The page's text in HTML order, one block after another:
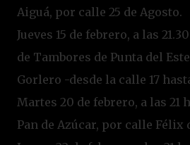
Aiguá, por calle 25 de Agosto.
Jueves 15 de febrero, a las
de Tambores de Punta del
Gorlero -desde la calle 17
Martes 20 de febrero, a las 21
Pan de Azúcar, por calle Félix